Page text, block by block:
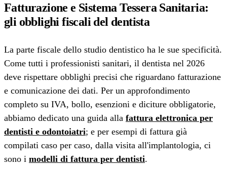
Fatturazione e Sistema Tessera Sanitaria:
gli obblighi fiscali del dentista
La parte fiscale dello studio dentistico ha le sue specificità.
Come tutti i professionisti sanitari, il dentista nel 2026
deve rispettare obblighi precisi che riguardano fatturazione
e comunicazione dei dati. Per un approfondimento
completo su IVA, bollo, esenzioni e diciture obbligatorie,
abbiamo dedicato una guida alla fattura elettronica per
dentisti e odontoiatri; e per esempi di fattura già
compilati caso per caso, dalla visita all'implantologia, ci
sono i modelli di fattura per dentisti.